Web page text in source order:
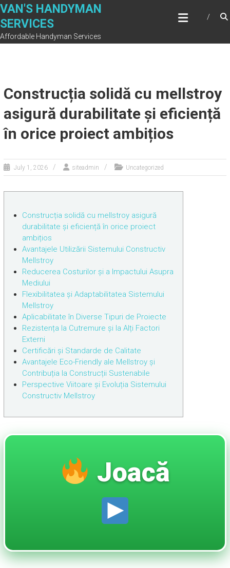
Skip
content
VAN'S HANDYMAN
SERVICES
Affordable Handyman Services
Construcția solidă cu mellstroy
asigură durabilitate și eficiență
în orice proiect ambițios
July 1, 2026 siteadmin Uncategorized
Construcția solidă cu mellstroy asigură
durabilitate și eficiență în orice proiect
ambițios
Avantajele Utilizării Sistemului Constructiv
Mellstroy
Reducerea Costurilor și a Impactului Asupra
Mediului
Flexibilitatea și Adaptabilitatea Sistemului
Mellstroy
Aplicabilitate în Diverse Tipuri de Proiecte
Rezistența la Cutremure și la Alți Factori
Externi
Certificări și Standarde de Calitate
Avantajele Eco-Friendly ale Mellstroy și
Contribuția la Construcții Sustenabile
Perspective Viitoare și Evoluția Sistemului
Constructiv Mellstroy
Joacă